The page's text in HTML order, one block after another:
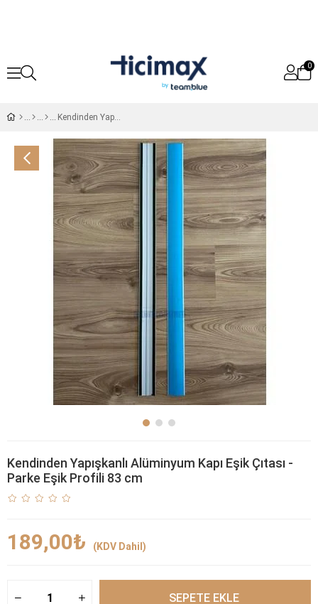
0
Kendinden Yapışkanlı Alüminyum Kapı Eşik Çıtası - Parke Eşik Profili 83 cm
Kendinden Yapışkanlı Alüminyum Kapı Eşik Çıtası -
Parke Eşik Profili 83 cm
189,00₺ (KDV Dahil)